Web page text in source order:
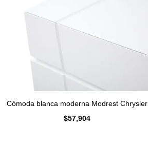
Cómoda blanca moderna Modrest Chrysler
$57,904